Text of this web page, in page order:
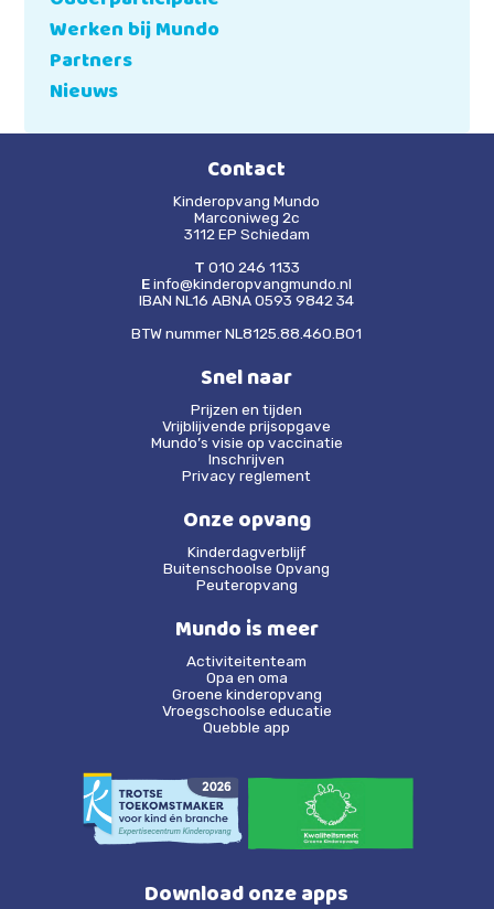
Werken bij Mundo
Partners
Nieuws
Contact
Kinderopvang Mundo
Marconiweg 2c
3112 EP Schiedam
T 010 246 1133
E info@kinderopvangmundo.nl
IBAN NL16 ABNA 0593 9842 34
BTW nummer NL8125.88.460.B01
Snel naar
Prijzen en tijden
Vrijblijvende prijsopgave
Mundo’s visie op vaccinatie
Inschrijven
Privacy reglement
Onze opvang
Kinderdagverblijf
Buitenschoolse Opvang
Peuteropvang
Mundo is meer
Activiteitenteam
Opa en oma
Groene kinderopvang
Vroegschoolse educatie
Quebble app
Download onze apps